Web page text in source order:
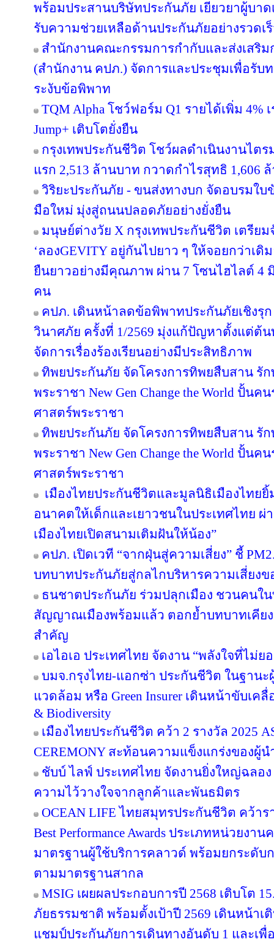
พร้อมประสานบริษัทประกันภัย เยียวยาผู้บา
รับความช่วยเหลือด้านประกันภัยอย่างรวดเ
สำนักงานคณะกรรมการกำกับและส่งเสริ
(สำนักงาน คปภ.) จัดการและประชุมเพื่อรับ
ระงับข้อพิพาท
TQM Alpha โชว์ฟอร์ม Q1 รายได้เพิ่ม
Jump+ เติบโตยั่งยืน
กรุงเทพประกันชีวิต โชว์ผลดำเนินงานไตร
แรก 2,513 ล้านบาท กวาดกำไรสุทธิ 1,606
วิริยะประกันภัย - ขนส่งทางบก จัดอบรมใบ
มือใหม่ มุ่งสู่ถนนปลอดภัยอย่างยั่งยืน
มนุษย์ต่างวัย X กรุงเทพประกันชีวิต เตรียม
‘ลองGEVITY อยู่กันไปยาว ๆ ให้จอยกว่าเ
ยืนยาวอย่างมีคุณภาพ ผ่าน 7 โซนไฮไลต์ 4
คน
คปภ. เดินหน้าลดข้อพิพาทประกันภัยเชิงรุ
วินาศภัย ครั้งที่ 1/2569 มุ่งแก้ปัญหาตั้งแต่ต้
จัดการเรื่องร้องเรียนอย่างมีประสิทธิภาพ
ทิพยประกันภัย จัดโครงการทิพยสืบสาน รั
พระราชา New Gen Change the World ปั้น
ศาสตร์พระราชา
ทิพยประกันภัย จัดโครงการทิพยสืบสาน รั
พระราชา New Gen Change the World ปั้น
ศาสตร์พระราชา
เมืองไทยประกันชีวิตและมูลนิธิเมืองไทย
อนาคตให้เด็กและเยาวชนในประเทศไทย ผ่า
เมืองไทยเปิดสนามเติมฝันให้น้อง”
คปภ. เปิดเวที “จากฝุ่นสู่ความเสี่ยง” ชี้
บทบาทประกันภัยสู่กลไกบริหารความเสี่ยงข
ธนชาตประกันภัย ร่วมปลุกเมือง ชวนคนใ
สัญญาณเมืองพร้อมแล้ว ตอกย้ำบทบาทเคีย
สำคัญ
เอไอเอ ประเทศไทย จัดงาน “พลังใจที่ไม่
บมจ.กรุงไทย-แอกซ่า ประกันชีวิต ในฐาน
แวดล้อม หรือ Green Insurer เดินหน้าขับเคลื่
& Biodiversity
เมืองไทยประกันชีวิต คว้า 2 รางวัล 2025
CEREMONY สะท้อนความแข็งแกร่งของผู้
ชับบ์ ไลฟ์ ประเทศไทย จัดงานยิ่งใหญ่ฉลอ
ความไว้วางใจจากลูกค้าและพันธมิตร
OCEAN LIFE ไทยสมุทรประกันชีวิต คว้ารา
Best Performance Awards ประเภทหน่วยง
มาตรฐานผู้ใช้บริการคลาวด์ พร้อมยกระดับ
ตามมาตรฐานสากล
MSIG เผยผลประกอบการปี 2568 เติบโต
ภัยธรรมชาติ พร้อมตั้งเป้าปี 2569 เดินหน้าเ
แชมป์ประกันภัยการเดินทางอันดับ 1 และ